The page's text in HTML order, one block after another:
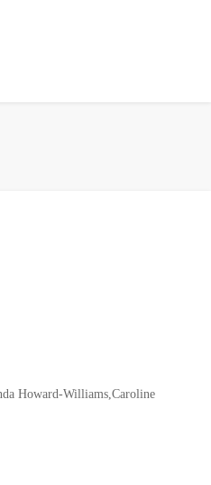
Howard-Williams,Caroline